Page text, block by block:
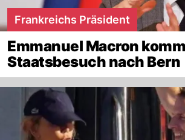
Frankreichs Präsident
Emmanuel Macron
Staatsbesuch nach Bern